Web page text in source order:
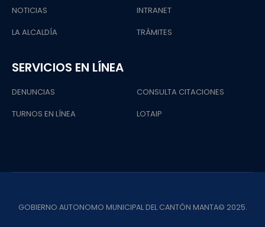
NOTICIAS
LA ALCALDÍA
INTRANET
TRÁMITES
SERVICIOS EN LÍNEA
DENUNCIAS
TURNOS EN LÍNEA
CONSULTA CITACIONES
LOTAIP
GOBIERNO AUTONOMO MUNICIPAL DEL CANTÓN MANTA© 2025.